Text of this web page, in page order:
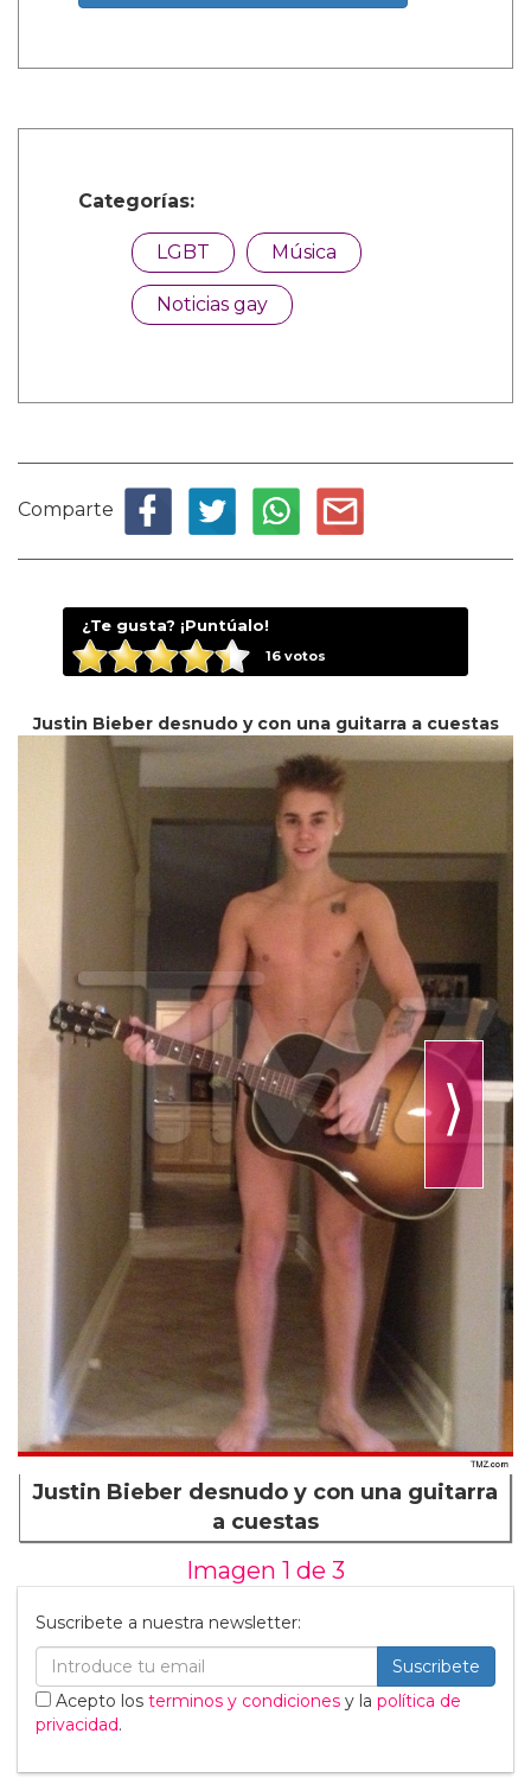
Categorías:
LGBT Música
Noticias gay
Comparte
¿Te gusta? ¡Puntúalo!
16votos
Justin Bieber desnudo y con una guitarra a cuestas
⟩
Justin Bieber desnudo y con una guitarra
a cuestas
Imagen 1 de 3
Suscribete a nuestra newsletter:
Suscribete
Acepto los terminos y condiciones y la política de
privacidad.